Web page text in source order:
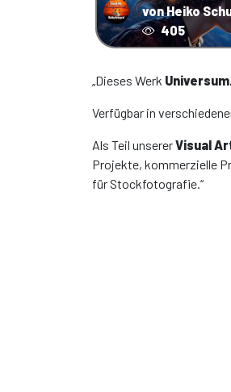
von Heiko
405
„Dieses Werk
Verfügbar in
Als Teil unsererVisual
Projekte, kommerzielle
für Stockfotografie.“